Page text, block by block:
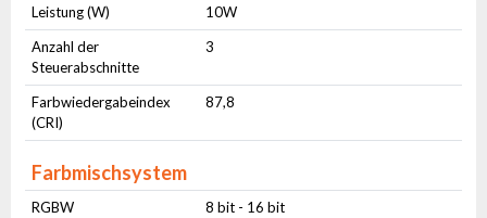
Leistung (W)
10W
Anzahl der
Steuerabschnitte
3
Farbwiedergabeindex
(CRI)
87,8
Farbmischsystem
RGBW 8 bit - 16 bit